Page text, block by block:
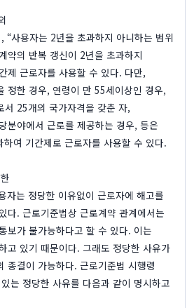
“사용자는 2년을 초과하지 아니하는 범위
약의 반복 갱신이 2년을 초과하지
제 근로자를 사용할 수 있다. 다만,
정한 경우, 연령이 만 55세이상인 경우,
서 25개의 국가자격을 갖춘 자,
분야에서 근로를 제공하는 경우, 등은
여 기간제로 근로자를 사용할 수 있다.
자는 정당한 이유없이 근로자에 해고를
다. 근로기준법상 근로계약 관계에서는
보가 불가능하다고 할 수 있다. 이는
고 있기 때문이다. 그래도 정당한 사유가
종결이 가능하다. 근로기준법 시행령
는 정당한 사유를 다음과 같이 명시하고